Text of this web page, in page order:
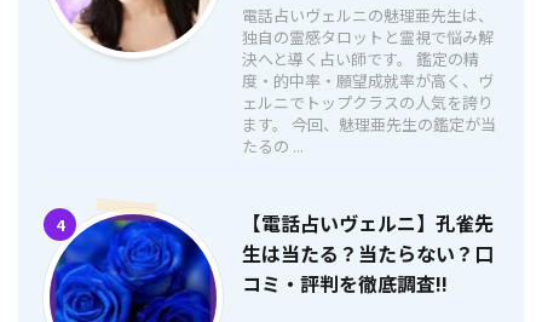
電話占いヴェルニの魅理亜先生は、
独自の霊感タロットと霊視で悩み解
決へと導く占い師です。 鑑定の精
度・的中率・願望成就率が高く、ヴ
ェルニでトップクラスの人気を誇り
ます。 今回、魅理亜先生の鑑定が当
たるの ...
4
【電話占いヴェルニ】孔雀先
生は当たる？当たらない？口
コミ・評判を徹底調査!!